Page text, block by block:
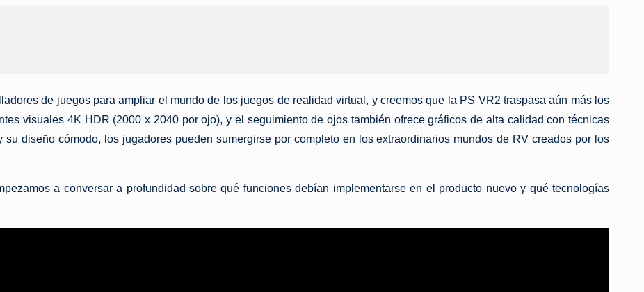
de juegos para ampliar el mundo de los juegos de realidad virtual, y creemos que la PS VR2 traspasa aún más los
visuales 4K HDR (2000 x 2040 por ojo), y el seguimiento de ojos también ofrece gráficos de alta calidad con técnicas
diseño cómodo, los jugadores pueden sumergirse por completo en los extraordinarios mundos de RV creados por los
a conversar a profundidad sobre qué funciones debían implementarse en el producto nuevo y qué tecnologías